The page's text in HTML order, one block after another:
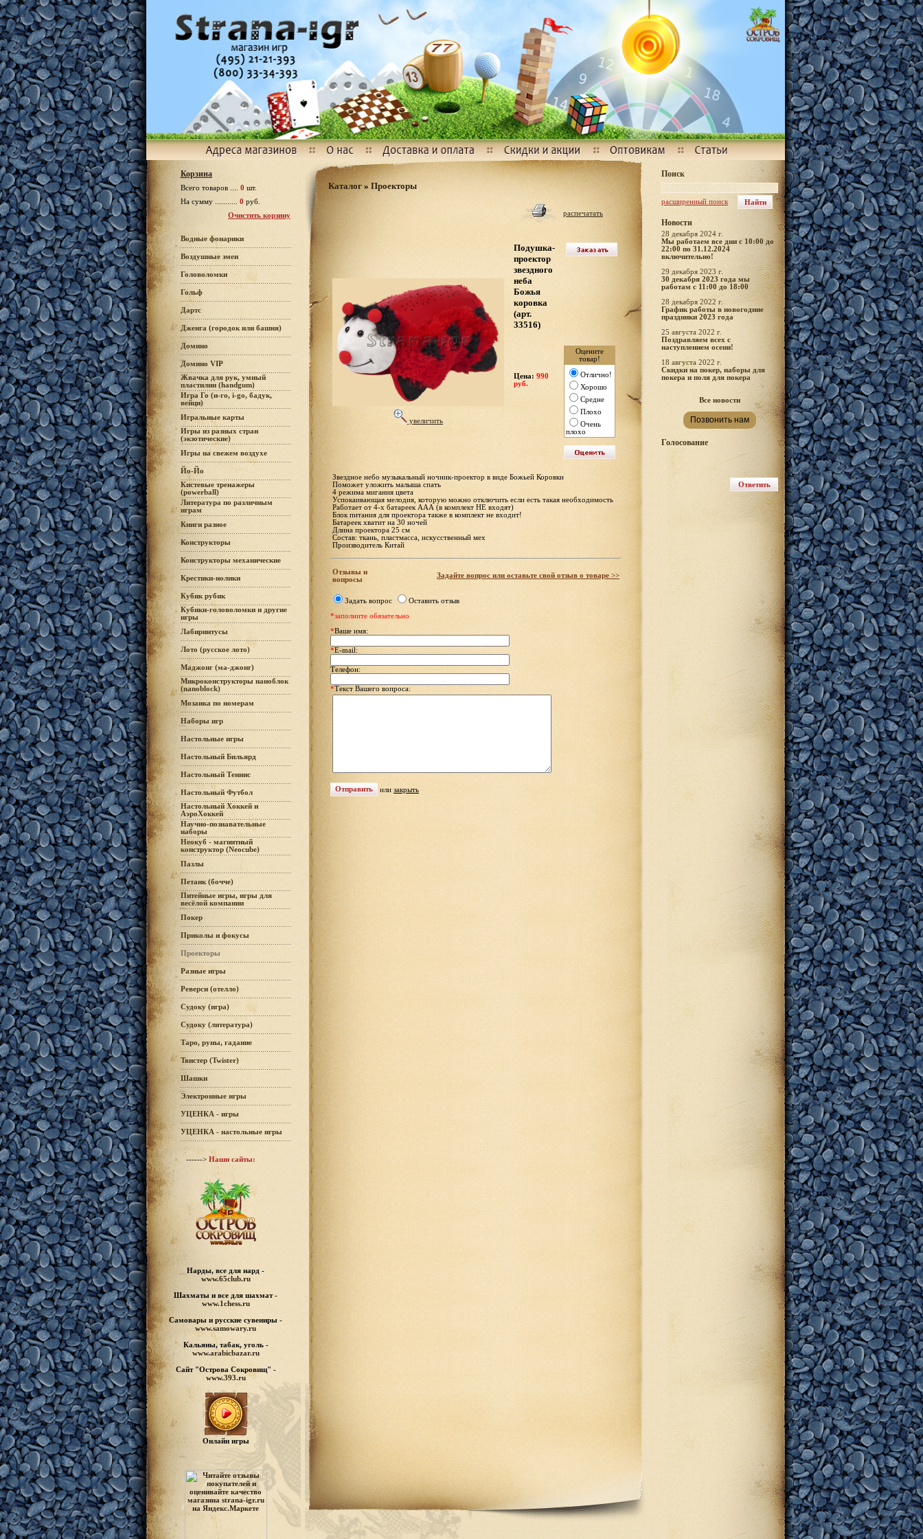
Корзина
Всего товаров .... 0 шт.
На сумму ........... 0 руб.
Очистить корзину
Водные фонарики
Воздушные змеи
Головоломки
Гольф
Дартс
Дженга (городок или башня)
Домино
Домино VIP
Жвачка для рук, умный
пластилин (handgum)
Игра Го (и-го, i-go, бадук,
вейци)
Игральные карты
Игры из разных стран
(экзотические)
Игры на свежем воздухе
Йо-Йо
Кистевые тренажеры
(powerball)
Литература по различным
играм
Книги разное
Конструкторы
Конструкторы механические
Крестики-нолики
Кубик рубик
Кубики-головоломки и другие
игры
Лабиринтусы
Лото (русское лото)
Маджонг (ма-джонг)
Микроконструкторы наноблок
(nanoblock)
Мозаика по номерам
Наборы игр
Настольные игры
Настольный Бильярд
Настольный Теннис
Настольный Футбол
Настольный Хоккей и
АэроХоккей
Научно-познавательные
наборы
Неокуб - магнитный
конструктор (Neocube)
Пазлы
Петанк (бочче)
Питейные игры, игры для
весёлой компании
Покер
Приколы и фокусы
Проекторы
Разные игры
Реверси (отелло)
Судоку (игра)
Судоку (литература)
Таро, руны, гадание
Твистер (Twister)
Шашки
Электронные игры
УЦЕНКА - игры
УЦЕНКА - настольные игры
------> Наши сайты:
Нарды, все для нард -
www.65club.ru
Шахматы и все для шахмат -
www.1chess.ru
Самовары и русские сувениры -
www.samowary.ru
Кальяны, табак, уголь -
www.arabicbazar.ru
Сайт "Острова Сокровищ" -
www.393.ru
Онлайн игры
Каталог»Проекторы
распечатать
увеличить
Подушка-
проектор
звездного
неба
Божья
коровка
(арт.
33516)
Цена: 990
руб.
Оцените
товар!
Отлично!
Хорошо
Средне
Плохо
Очень
плохо
Звездное небо музыкальный ночник-проектор в виде Божьей Коровки
Поможет уложить малыша спать
4 режима мигания цвета
Успокаивающая мелодия, которую можно отключить если есть такая необходимость
Работает от 4-х батареек ААА (в комплект НЕ входят)
Блок питания для проектора также в комплект не входит!
Батареек хватит на 30 ночей
Длина проектора 25 см
Состав: ткань, пластмасса, искусственный мех
Производитель Китай
Отзывы и
вопросы
Задайте вопрос или оставьте свой отзыв о товаре >>
Задать вопрос
Оставить отзыв
*заполните обязательно
*Ваше имя:
*E-mail:
Телефон:
*Текст Вашего вопроса:
или закрыть
Поиск
расширенный поиск
Новости
28 декабря 2024 г.
Мы работаем все дни с 10:00 до
22:00 по 31.12.2024
включительно!
29 декабря 2023 г.
30 декабря 2023 года мы
работам с 11:00 до 18:00
28 декабря 2022 г.
График работы в новогодние
праздники 2023 года
25 августа 2022 г.
Поздравляем всех с
наступлением осени!
18 августа 2022 г.
Скидки на покер, наборы для
покера и поля для покера
Все новости
Позвонить нам
Голосование